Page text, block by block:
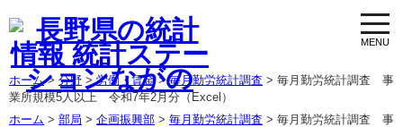
ホーム> 分野 >労働・賃金>毎月勤労統計調査 > 毎月勤労統計調査 事
業所規模5人以上 令和7年2月分（Excel）
ホーム > 部局 > 企画振興部 > 毎月勤労統計調査 > 毎月勤労統計調査 事